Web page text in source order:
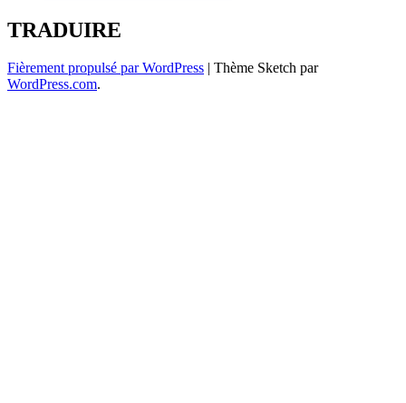
TRADUIRE
Fièrement propulsé par WordPress
Thème Sketch par
WordPress.com.